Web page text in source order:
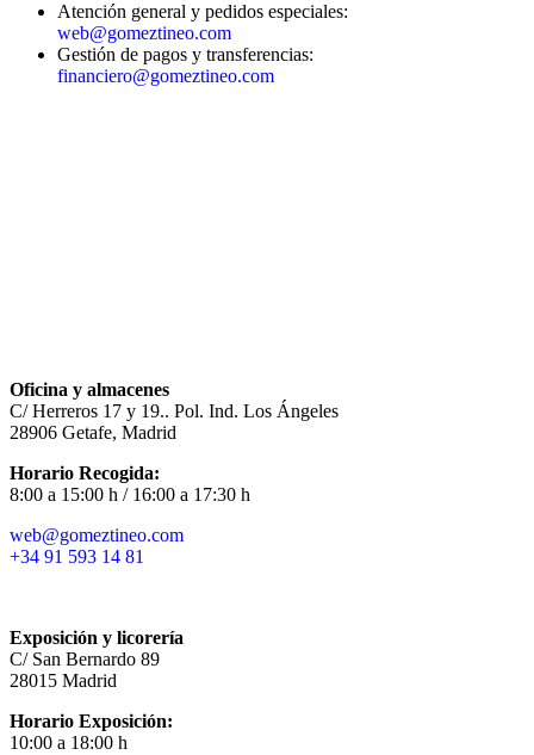
Atención general y pedidos especiales:
web@gomeztineo.com
Gestión de pagos y transferencias:
financiero@gomeztineo.com
Oficina y almacenes
C/ Herreros 17 y 19.. Pol. Ind. Los Ángeles
28906 Getafe, Madrid
Horario Recogida:
8:00 a 15:00 h / 16:00 a 17:30 h
web@gomeztineo.com
+34 91 593 14 81
Exposición y licorería
C/ San Bernardo 89
28015 Madrid
Horario Exposición:
10:00 a 18:00 h